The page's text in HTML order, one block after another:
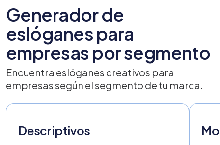
Generador de
eslóganes para
empresas por segmento
Encuentra eslóganes creativos para
empresas según el segmento de tu marca.
Descriptivos